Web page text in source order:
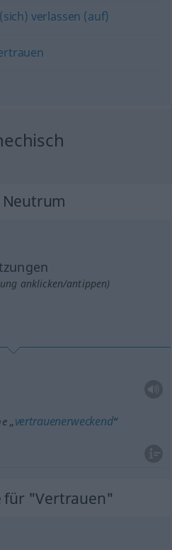
(sich) verlassen (auf)
Neutrum
anklicken/antippen)
„vertrauenerweckend“
für "Vertrauen"